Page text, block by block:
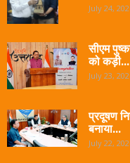
July 24,
सीएम
को कड़ी...
July 23,
प्रदूषण
बनाया...
July 22,